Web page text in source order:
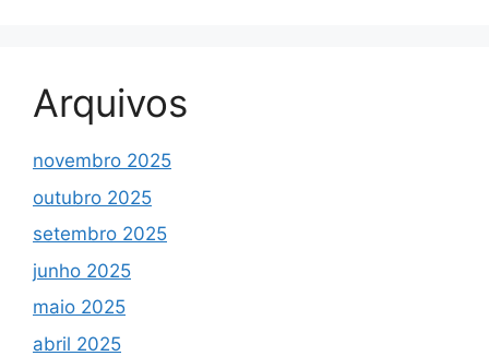
Arquivos
novembro 2025
outubro 2025
setembro 2025
junho 2025
maio 2025
abril 2025